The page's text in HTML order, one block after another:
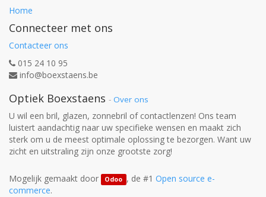
Home
Connecteer met ons
Contacteer ons
015 24 10 95
info@boexstaens.be
Optiek Boexstaens - Over ons
U wil een bril, glazen, zonnebril of contactlenzen! Ons team
luistert aandachtig naar uw specifieke wensen en maakt zich
sterk om u de meest optimale oplossing te bezorgen. Want uw
zicht en uitstraling zijn onze grootste zorg!
Mogelijk gemaakt door Odoo , de #1 Open source e-
commerce.